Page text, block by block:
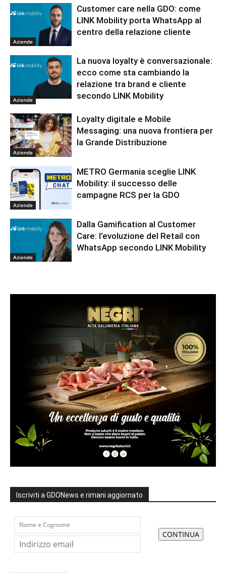
Aziende
Customer care nella GDO: come
LINK Mobility porta WhatsApp al
centro della relazione cliente
Aziende
La nuova loyalty è conversazionale:
ecco come sta cambiando la
relazione tra brand e cliente
secondo LINK Mobility
Aziende
Loyalty digitale e Mobile
Messaging: una nuova frontiera per
la Grande Distribuzione
Aziende
METRO Germania sceglie LINK
Mobility: il successo delle
campagne RCS per la GDO
Aziende
Dalla Gamification al Customer
Care: l’evoluzione del Retail con
WhatsApp secondo LINK Mobility
Iscriviti a GDONews e rimani aggiornato